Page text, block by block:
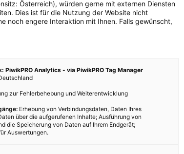
: Welche siebenFahrradtypen sind auf
Österreich), würden gerne mit externen Diensten
Dies ist für die Nutzung der Website nicht
noch engere Interaktion mit Ihnen. Falls gewünscht,
PiwikPRO Analytics - via PiwikPRO Tag Manager
zur Fehlerbehebung und Weiterentwicklung
Erhebung von Verbindungsdaten, Daten Ihres
über die aufgerufenen Inhalte; Ausführung von
die Speicherung von Daten auf Ihrem Endgerät;
Auswertungen.